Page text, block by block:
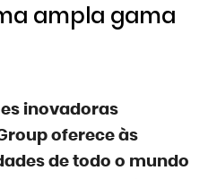
inovadoras
oferece às
de todo o mundo
ampla gama